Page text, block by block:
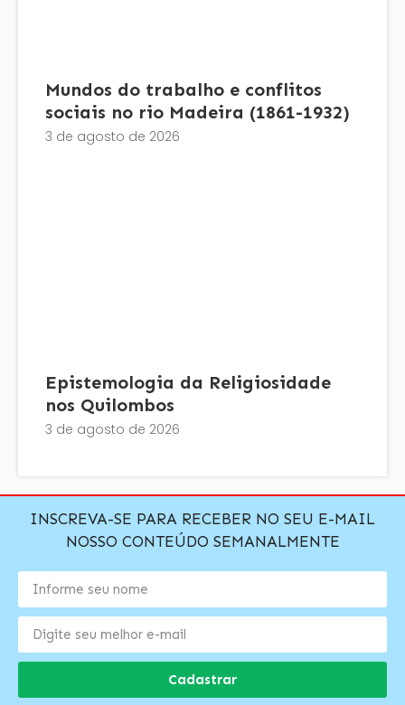
Mundos do trabalho e conflitos
sociais no rio Madeira (1861-1932)
3 de agosto de 2026
Epistemologia da Religiosidade
nos Quilombos
3 de agosto de 2026
INSCREVA-SE PARA RECEBER NO SEU E-MAIL
NOSSO CONTEÚDO SEMANALMENTE
Cadastrar